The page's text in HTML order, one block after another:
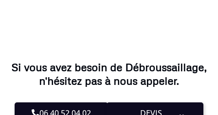
Si vous avez besoin de Débroussaillage,
n'hésitez pas à nous appeler.